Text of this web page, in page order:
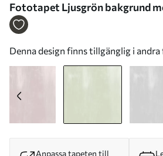
Fototapet Ljusgrön bakgrund med en svag vertikal
struktur Nr. w05121v3
Denna design finns tillgänglig i andra
Anpassa tapeten till